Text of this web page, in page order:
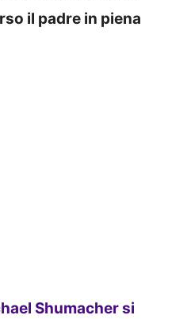
il padre in piena
Shumacher si